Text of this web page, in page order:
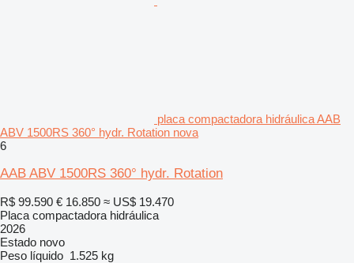
placa compactadora hidráulica AAB
ABV 1500RS 360° hydr. Rotation nova
6
AAB ABV 1500RS 360° hydr. Rotation
R$ 99.590 € 16.850 ≈ US$ 19.470
Placa compactadora hidráulica
2026
Estado novo
Peso líquido 1.525 kg